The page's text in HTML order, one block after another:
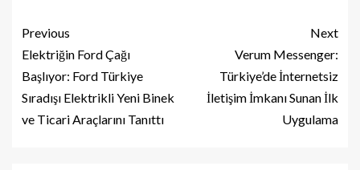
Previous
Elektriğin Ford Çağı
Başlıyor: Ford Türkiye
Sıradışı Elektrikli Yeni Binek
ve Ticari Araçlarını Tanıttı
Next
Verum Messenger:
Türkiye’de İnternetsiz
İletişim İmkanı Sunan İlk
Uygulama